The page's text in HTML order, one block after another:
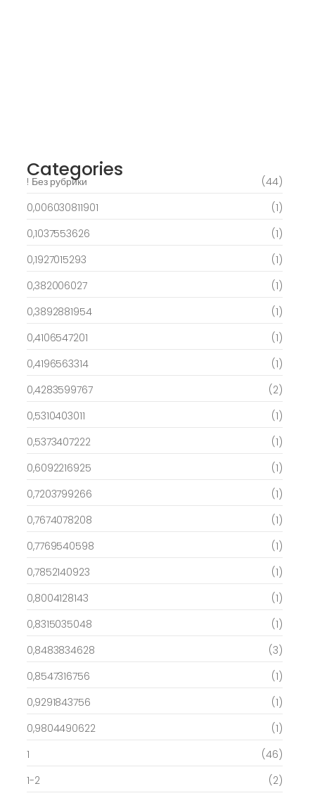
Categories
! Без рубрики
(44)
0,006030811901
(1)
0,1037553626
(1)
0,1927015293
(1)
0,382006027
(1)
0,3892881954
(1)
0,4106547201
(1)
0,4196563314
(1)
0,4283599767
(2)
0,5310403011
(1)
0,5373407222
(1)
0,6092216925
(1)
0,7203799266
(1)
0,7674078208
(1)
0,7769540598
(1)
0,7852140923
(1)
0,8004128143
(1)
0,8315035048
(1)
0,8483834628
(3)
0,8547316756
(1)
0,9291843756
(1)
0,9804490622
(1)
1
(46)
1-2
(2)